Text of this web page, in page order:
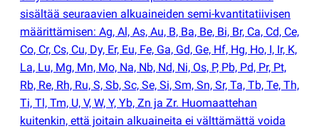
sisältää seuraavien alkuaineiden semi-kvantitatiivisen
määrittämisen: Ag, Al, As, Au, B, Ba, Be, Bi, Br, Ca, Cd, Ce,
Co, Cr, Cs, Cu, Dy, Er, Eu, Fe, Ga, Gd, Ge, Hf, Hg, Ho, I, Ir, K,
La, Lu, Mg, Mn, Mo, Na, Nb, Nd, Ni, Os, P, Pb, Pd, Pr, Pt,
Rb, Re, Rh, Ru, S, Sb, Sc, Se, Si, Sm, Sn, Sr, Ta, Tb, Te, Th,
Ti, Tl, Tm, U, V, W, Y, Yb, Zn ja Zr. Huomaattehan
kuitenkin, että joitain alkuaineita ei välttämättä voida